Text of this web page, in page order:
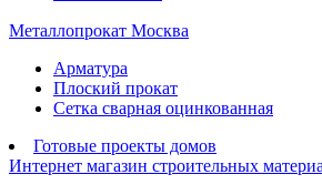
Металлопрокат Москва
Арматура
Плоский прокат
Сетка сварная оцинкованная
Готовые проекты домов
Интернет магазин строительных